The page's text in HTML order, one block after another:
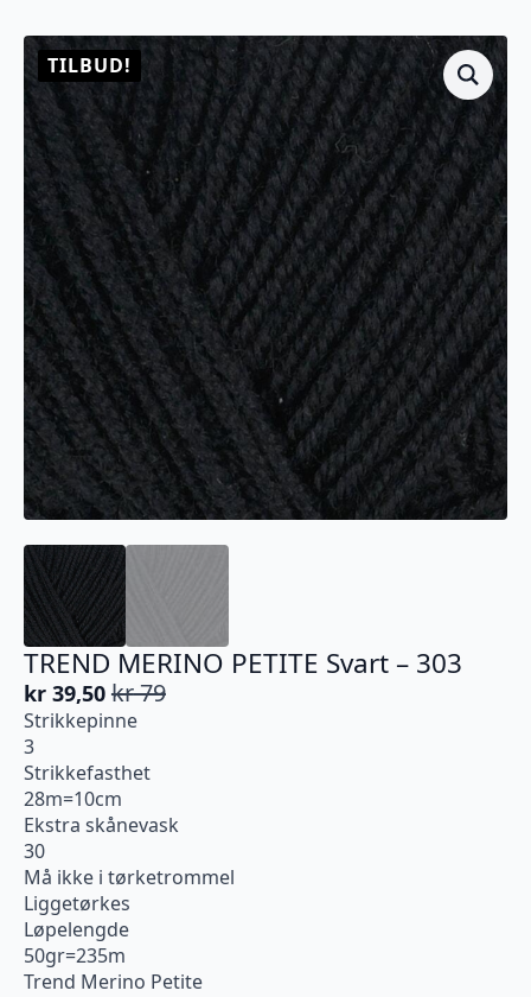
TILBUD!
TREND MERINO PETITE Svart – 303
kr79
Opprinnelig
pris
var:
kr 79.
kr 39,50
Nåværende
pris
er:
kr 39,50.
Strikkepinne
3
Strikkefasthet
28m=10cm
Ekstra skånevask
30
Må ikke i tørketrommel
Liggetørkes
Løpelengde
50gr=235m
Trend Merino Petite